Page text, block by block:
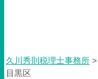
久川秀則税理士事務所 >
目黒区